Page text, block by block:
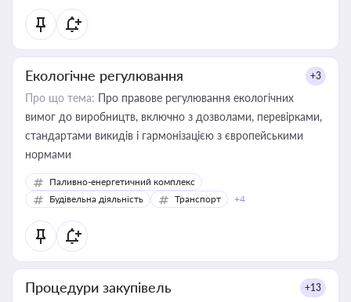
Екологічне регулювання +3
Про що тема: Про правове регулювання екологічних
вимог до виробництв, включно з дозволами, перевірками,
стандартами викидів і гармонізацією з європейськими
нормами
Паливно-енергетичний комплекс
Будівельна діяльність
Транспорт +4
Процедури закупівель +13